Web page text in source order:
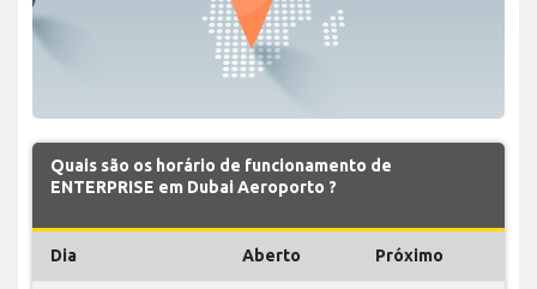
Quais são os horário de funcionamento de
ENTERPRISE em Dubai Aeroporto ?
Dia Aberto Próximo